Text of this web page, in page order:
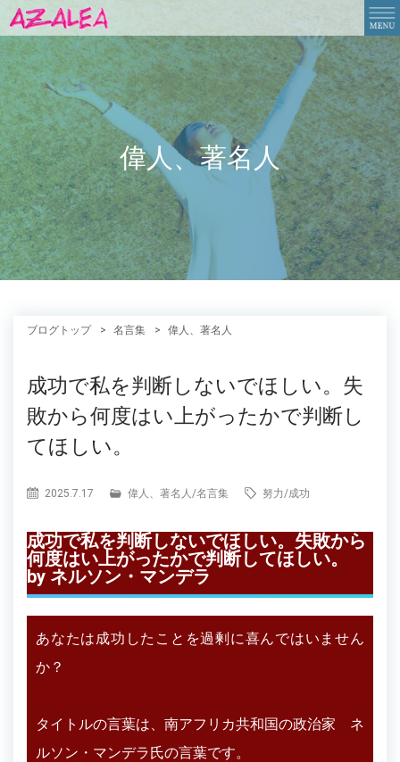
偉人、著名人
ブログトップ 名言集 偉人、著名人
成功で私を判断しないでほしい。失
敗から何度はい上がったかで判断し
てほしい。
2025.7.17 偉人、著名人 /名言集 努力 /成功
成功で私を判断しないでほしい。失敗から
何度はい上がったかで判断してほしい。
by ネルソン・マンデラ
あなたは成功したことを過剰に喜んではいません
か？
タイトルの言葉は、南アフリカ共和国の政治家 ネ
ルソン・マンデラ氏の言葉です。